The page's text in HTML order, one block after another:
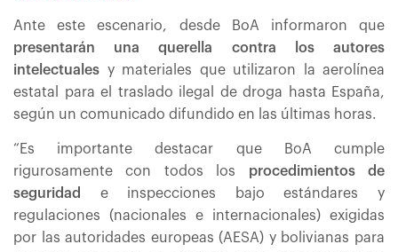
Ante este escenario, desde BoA informaron que
presentarán una querella contra los autores
intelectuales y materiales que utilizaron la aerolínea
estatal para el traslado ilegal de droga hasta España,
según un comunicado difundido en las últimas horas.
“Es importante destacar que BoA cumple
rigurosamente con todos los procedimientos de
seguridad e inspecciones bajo estándares y
regulaciones (nacionales e internacionales) exigidas
por las autoridades europeas (AESA) y bolivianas para